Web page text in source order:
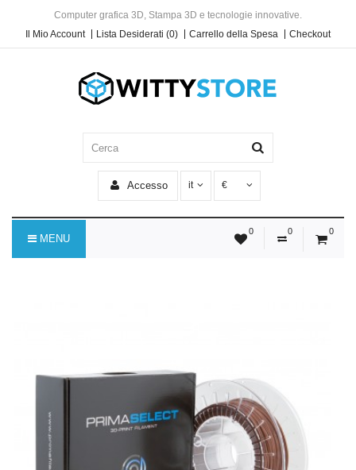
Computer grafica 3D, Stampa 3D e tecnologie innovative.
Il Mio Account
Lista Desiderati (0) Carrello della Spesa Checkout
Accesso it €
0 0 0
MENU